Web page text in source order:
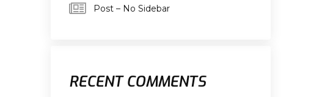
Post – No Sidebar
RECENT COMMENTS